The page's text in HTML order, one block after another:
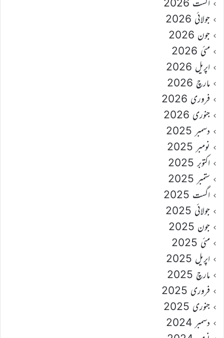
اگست 2026
جولائی 2026
جون 2026
مئی 2026
اپریل 2026
مارچ 2026
فروری 2026
جنوری 2026
دسمبر 2025
نومبر 2025
اکتوبر 2025
ستمبر 2025
اگست 2025
جولائی 2025
جون 2025
مئی 2025
اپریل 2025
مارچ 2025
فروری 2025
جنوری 2025
دسمبر 2024